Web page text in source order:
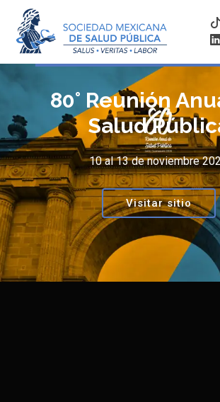
80° Reunión
Salud
10 al 13 de noviembre
Visitar sitio